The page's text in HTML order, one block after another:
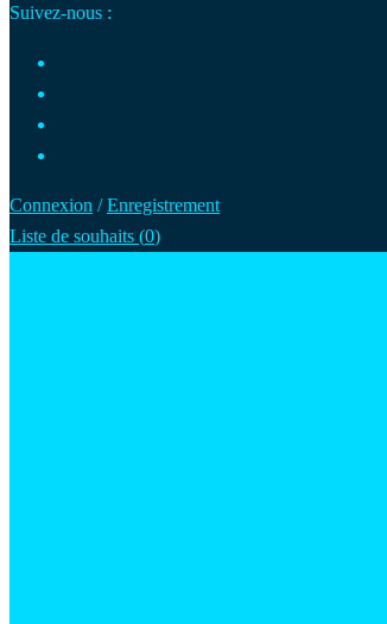
Suivez-nous :
Connexion /Enregistrement
Liste de souhaits (0)